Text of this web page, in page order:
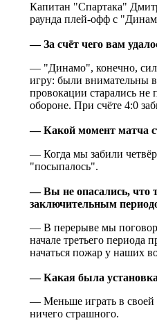
Капитан "Спартака"
раунда плей-офф с
— За счёт чего вам
— "Динамо", конечно,
игру: были внимательны
провокации старались не
обороне. При счёте 4:0
— Какой момент матча
— Когда мы забили
"посыпалось".
— Вы не опасались, что
заключительным
— В перерыве мы
начале третьего
начаться пожар у наших
— Какая была
— Меньше играть в своей
ничего страшного.